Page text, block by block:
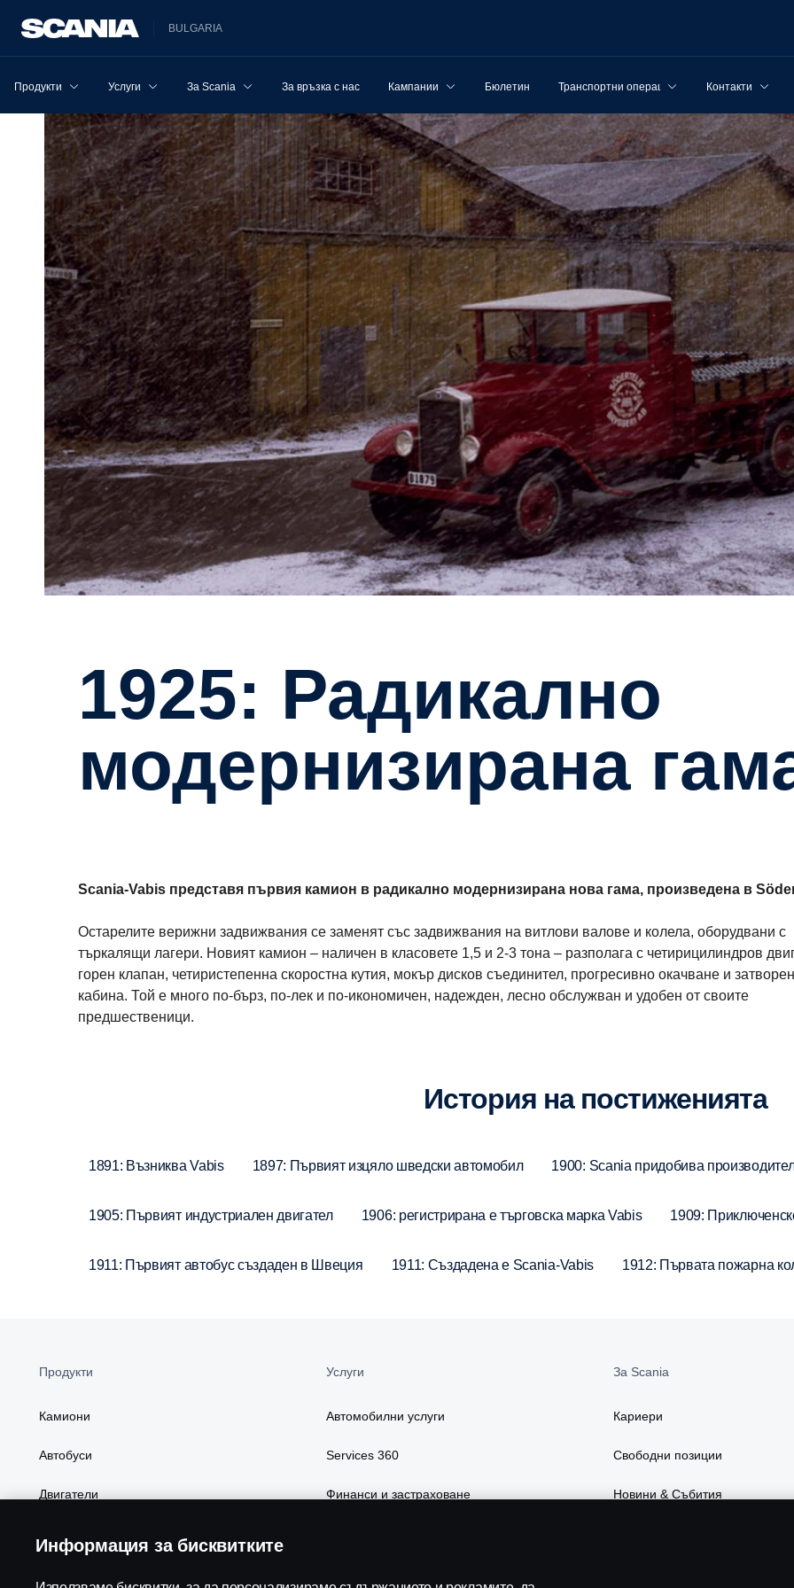
BULGARIA
Продукти Услуги За Scania За връзка с нас Кампании Бюлетин Транспортни операции Контакти
1925: Радикално
модернизирана
Scania-Vabis представя първия камион в радикално модернизирана нова гама, произведена в
Остарелите верижни задвижвания се заменят със задвижвания на витлови валове и колела, оборудвани с
търкалящи лагери. Новият камион – наличен в класовете 1,5 и 2-3 тона – разполага с четирицилиндров
горен клапан, четиристепенна скоростна кутия, мокър дисков съединител, прогресивно окачване и
кабина. Той е много по-бърз, по-лек и по-икономичен, надежден, лесно обслужван и удобен от своите
предшественици.
История на постиженията
1891: Възниква Vabis 1897: Първият изцяло шведски автомобил 1900: Scania придобива
1905: Първият индустриален двигател 1906: регистрирана е търговска марка Vabis 1909:
1911: Първият автобус създаден в Швеция 1911: Създадена е Scania-Vabis 1912: Първата пожарна
Продукти
Камиони
Автобуси
Двигатели
Услуги
Автомобилни услуги
Services 360
Финанси и застраховане
За Scania
Кариери
Свободни позиции
Новини & Събития
Информация за бисквитките